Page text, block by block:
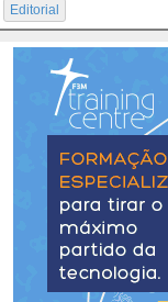
Editorial